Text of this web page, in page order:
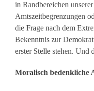
in Randbereichen
Amtszeitbegrenzungen
die Frage nach dem
Bekenntnis zur
erster Stelle stehen. Und
Moralisch bedenkliche